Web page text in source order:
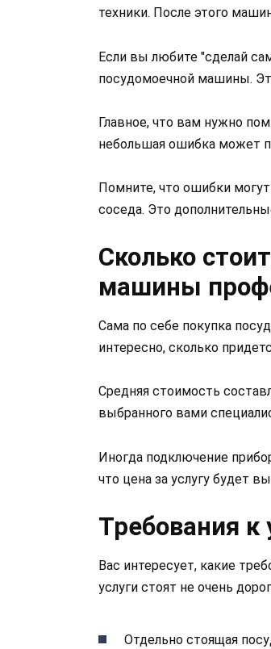
техники. После этого
Если вы любите "сделай
посудомоечной машины.
Главное, что вам нужно
небольшая ошибка может
Помните, что ошибки
соседа. Это
Сколько
машины
Сама по себе покупка
интересно, сколько
Средняя стоимость
выбранного вами
Иногда подключение
что цена за услугу будет
Требования к
Вас интересует, какие
услуги стоят не очень
Отдельно стоящая